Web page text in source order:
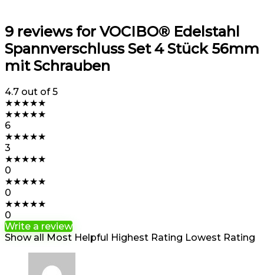
9 reviews forVOCIBO® Edelstahl
Spannverschluss Set 4 Stück 56mm
mit Schrauben
4.7 out of 5
★★★★★
★★★★★
6
★★★★★
3
★★★★★
0
★★★★★
0
★★★★★
0
Write a review
Show all Most Helpful Highest Rating Lowest Rating